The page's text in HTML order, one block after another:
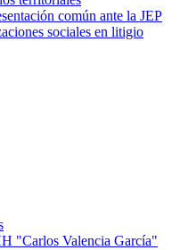
común ante la JEP
sociales en litigio
"Carlos Valencia García"